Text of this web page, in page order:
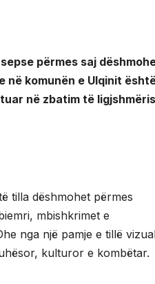
përmes saj
komunën e Ulqinit
në zbatim të
tilla dëshmohet përmes
mbishkrimet e
nga një pamje e tillë
kulturor e kombëtar.